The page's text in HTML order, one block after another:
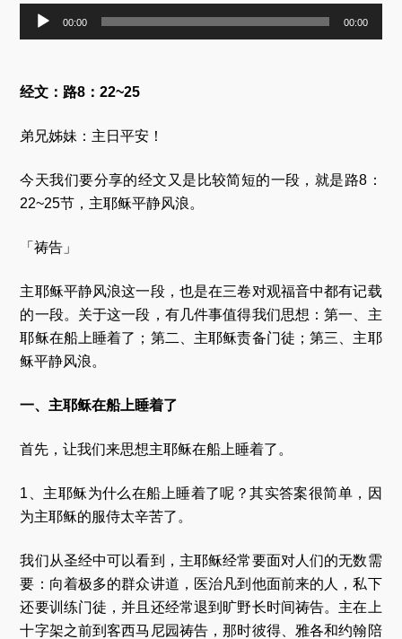
器
00:00 00:00
经文：路8：22~25
弟兄姊妹：主日平安！
今天我们要分享的经文又是比较简短的一段，就是路8：
22~25节，主耶稣平静风浪。
「祷告」
主耶稣平静风浪这一段，也是在三卷对观福音中都有记载
的一段。关于这一段，有几件事值得我们思想：第一、主
耶稣在船上睡着了；第二、主耶稣责备门徒；第三、主耶
稣平静风浪。
一、主耶稣在船上睡着了
首先，让我们来思想主耶稣在船上睡着了。
1、主耶稣为什么在船上睡着了呢？其实答案很简单，因
为主耶稣的服侍太辛苦了。
我们从圣经中可以看到，主耶稣经常要面对人们的无数需
要：向着极多的群众讲道，医治凡到他面前来的人，私下
还要训练门徒，并且还经常退到旷野长时间祷告。主在上
十字架之前到客西马尼园祷告，那时彼得、雅各和约翰陪